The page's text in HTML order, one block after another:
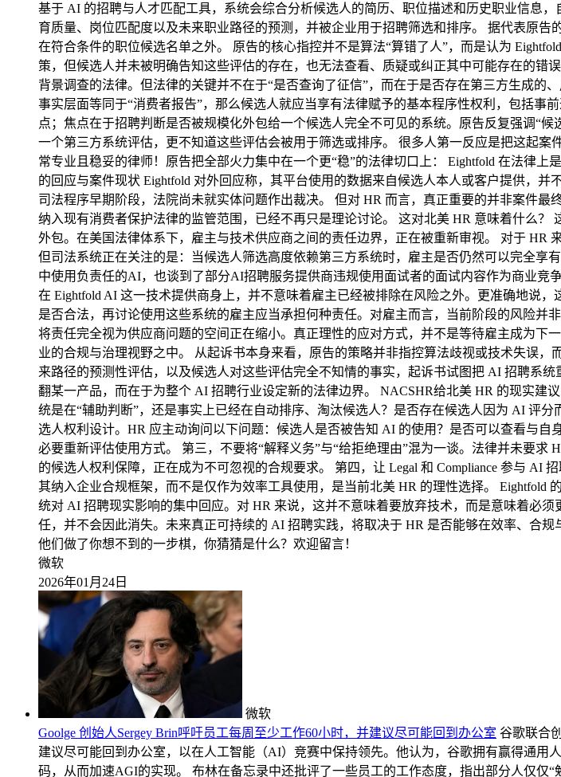
基于 AI 的招聘与人才匹配工具，系统会综合分析候选人的简历、职位描述和历史职业信息
育质量、岗位匹配度以及未来职业路径的预测，并被企业用于招聘筛选和排序。 据代表原
在符合条件的职位候选名单之外。 原告的核心指控并不是算法“算错了人”，而是认为
策，但候选人并未被明确告知这些评估的存在，也无法查看、质疑或纠正其中可能存在的错
背景调查的法律。但法律的关键并不在于“是否查询了征信”，而在于是否存在第三方生成
事实层面等同于“消费者报告”，那么候选人就应当享有法律赋予的基本程序性权利，包括
点；焦点在于招聘判断是否被规模化外包给一个候选人完全不可见的系统。原告反复强调“
一个第三方系统评估，更不知道这些评估会被用于筛选或排序。 很多人第一反应是把这起
常专业且稳妥的律师！原告把全部火力集中在一个更“稳”的法律切口上： Eightfold 在法律上
的回应与案件现状 Eightfold 对外回应称，其平台使用的数据来自候选人本人或客户提供，
司法程序早期阶段，法院尚未就实体问题作出裁决。 但对 HR 而言，真正重要的并非案件
纳入现有消费者保护法律的监管范围，已经不再只是理论讨论。 这对北美 HR 意味着什么
外包。在美国法律体系下，雇主与技术供应商之间的责任边界，正在被重新审视。 对于 HR
但司法系统正在关注的是：当候选人筛选高度依赖第三方系统时，雇主是否仍然可以完全享
中使用负责任的AI，也谈到了部分AI招聘服务提供商违规使用面试者的面试内容作为商业
在 Eightfold AI 这一技术提供商身上，并不意味着雇主已经被排除在风险之外。更准确地
是否合法，再讨论使用这些系统的雇主应当承担何种责任。对雇主而言，当前阶段的风险并
将责任完全视为供应商问题的空间正在缩小。真正理性的应对方式，并不是等待雇主成为
业的合规与治理视野之中。 从起诉书本身来看，原告的策略并非指控算法歧视或技术失误
来路径的预测性评估，以及候选人对这些评估完全不知情的事实，起诉书试图把 AI 招聘系
翻某一产品，而在于为整个 AI 招聘行业设定新的法律边界。 NACSHR给北美 HR 的现实
统是在“辅助判断”，还是事实上已经在自动排序、淘汰候选人？是否存在候选人因为 AI 评
选人权利设计。HR 应主动询问以下问题：候选人是否被告知 AI 的使用？是否可以查看与
必要重新评估使用方式。 第三，不要将“解释义务”与“给拒绝理由”混为一谈。法律并未要
的候选人权利保障，正在成为不可忽视的合规要求。 第四，让 Legal 和 Compliance 参与
其纳入企业合规框架，而不是仅作为效率工具使用，是当前北美 HR 的理性选择。
统对 AI 招聘现实影响的集中回应。对 HR 来说，这并不意味着要放弃技术，而是意味着必
任，并不会因此消失。未来真正可持续的 AI 招聘实践，将取决于 HR 是否能够在效率、合
他们做了你想不到的一步棋，你猜猜是什么？欢迎留言！
微软
2026年01月24日
微软
Goolge 创始人Sergey Brin呼吁员工每周至少工作60小时，并建议尽可能回到办公室 谷歌联合
建议尽可能回到办公室，以在人工智能（AI）竞赛中保持领先。他认为，谷歌拥有赢得通
码，从而加速AGI的实现。 布林在备忘录中还批评了一些员工的工作态度，指出部分人仅